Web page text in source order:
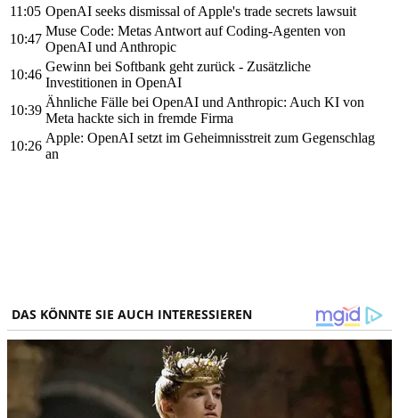
11:05 OpenAI seeks dismissal of Apple's trade secrets lawsuit
10:47
Muse Code: Metas Antwort auf Coding-Agenten von
OpenAI und Anthropic
10:46
Gewinn bei Softbank geht zurück - Zusätzliche
Investitionen in OpenAI
10:39
Ähnliche Fälle bei OpenAI und Anthropic: Auch KI von
Meta hackte sich in fremde Firma
10:26
Apple: OpenAI setzt im Geheimnisstreit zum Gegenschlag
an